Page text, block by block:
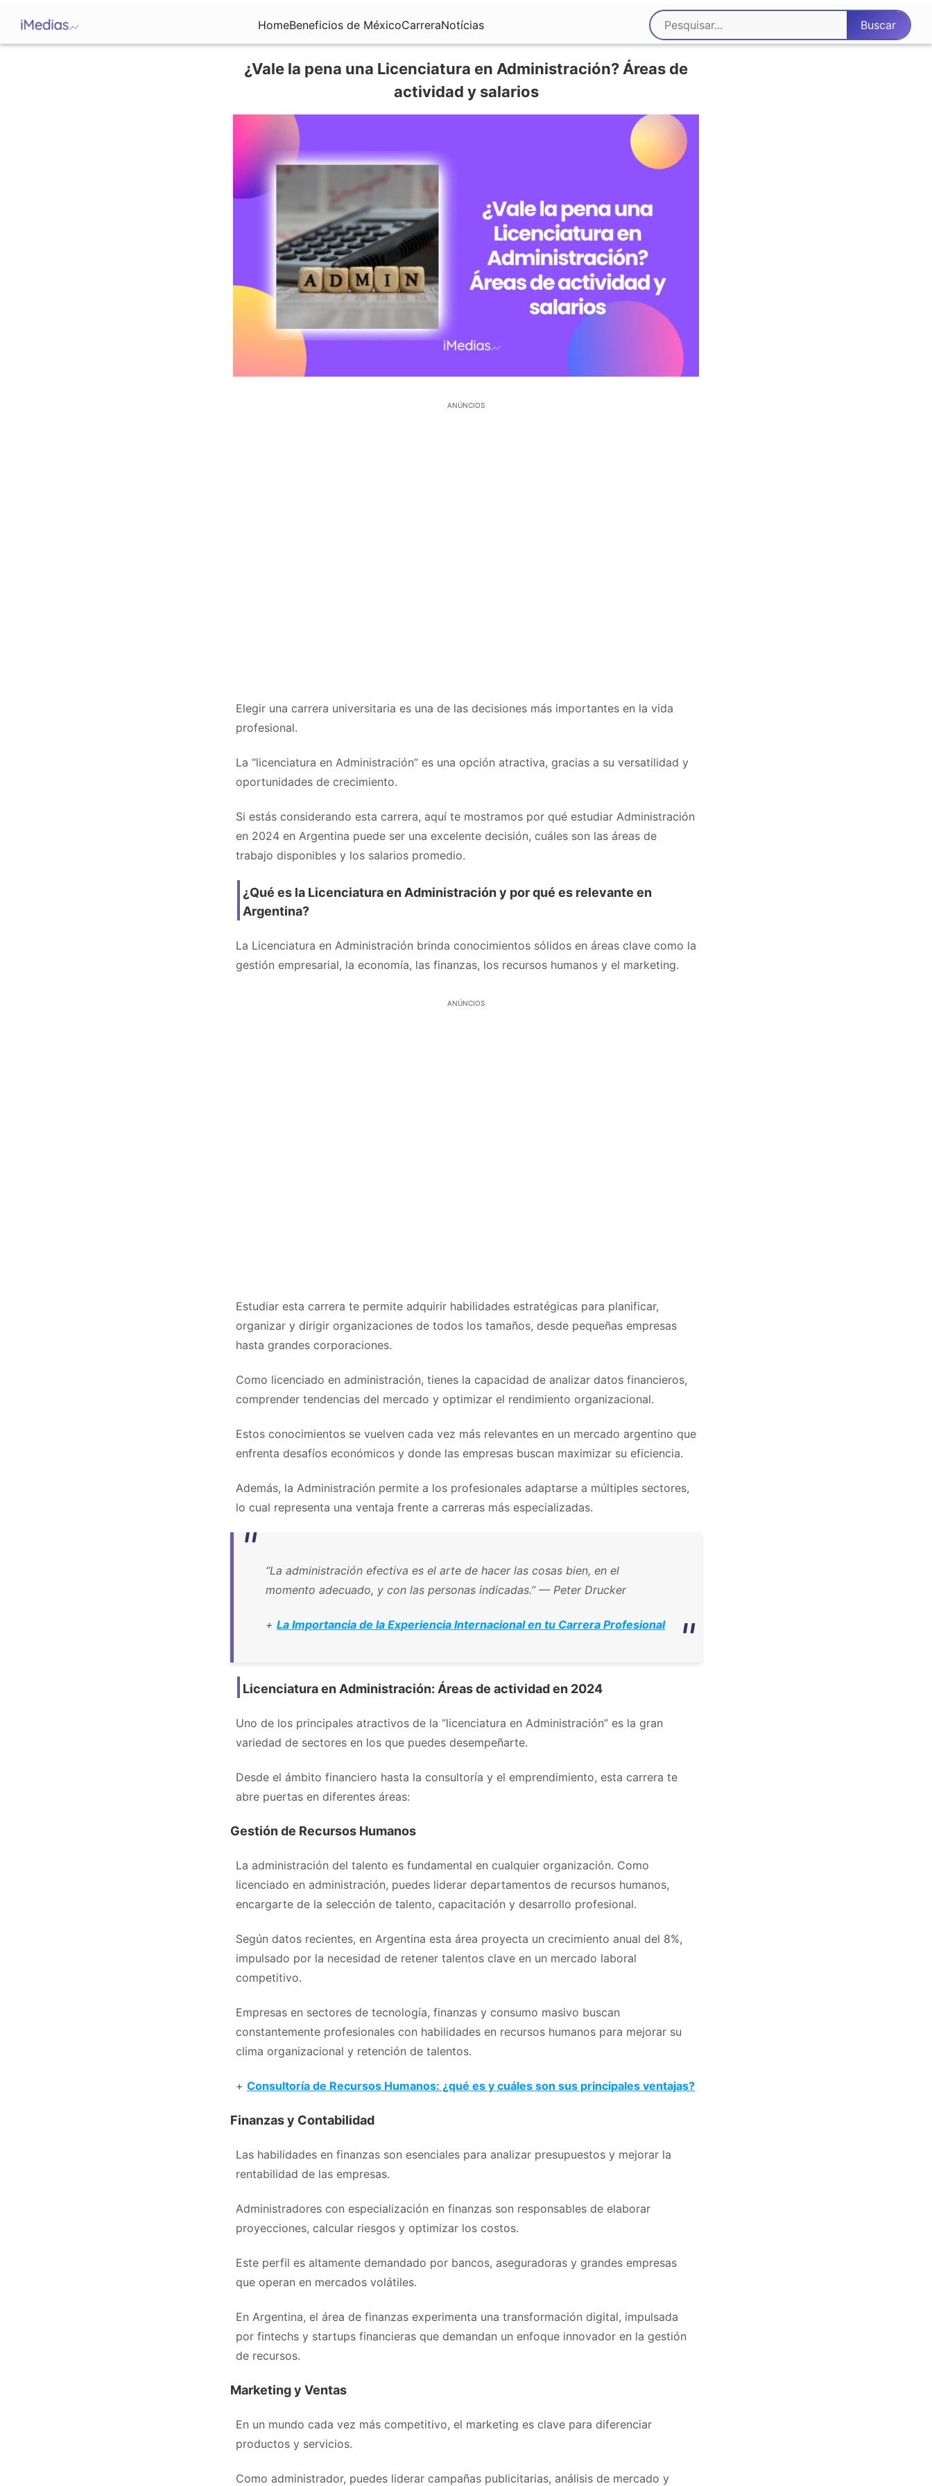
HomeBeneficios de MéxicoCarreraNotícias
¿Vale la pena una Licenciatura en Administración? Áreas de
actividad y salarios
ANÚNCIOS
Elegir una carrera universitaria es una de las decisiones más importantes en la vida
profesional.
La “licenciatura en Administración” es una opción atractiva, gracias a su versatilidad y
oportunidades de crecimiento.
Si estás considerando esta carrera, aquí te mostramos por qué estudiar Administración
en 2024 en Argentina puede ser una excelente decisión, cuáles son las áreas de
trabajo disponibles y los salarios promedio.
¿Qué es la Licenciatura en Administración y por qué es relevante en
Argentina?
La Licenciatura en Administración brinda conocimientos sólidos en áreas clave como la
gestión empresarial, la economía, las finanzas, los recursos humanos y el marketing.
ANÚNCIOS
Estudiar esta carrera te permite adquirir habilidades estratégicas para planificar,
organizar y dirigir organizaciones de todos los tamaños, desde pequeñas empresas
hasta grandes corporaciones.
Como licenciado en administración, tienes la capacidad de analizar datos financieros,
comprender tendencias del mercado y optimizar el rendimiento organizacional.
Estos conocimientos se vuelven cada vez más relevantes en un mercado argentino que
enfrenta desafíos económicos y donde las empresas buscan maximizar su eficiencia.
Además, la Administración permite a los profesionales adaptarse a múltiples sectores,
lo cual representa una ventaja frente a carreras más especializadas.
“La administración efectiva es el arte de hacer las cosas bien, en el
momento adecuado, y con las personas indicadas.” — Peter Drucker
+La Importancia de la Experiencia Internacional en tu Carrera Profesional
Licenciatura en Administración: Áreas de actividad en 2024
Uno de los principales atractivos de la “licenciatura en Administración” es la gran
variedad de sectores en los que puedes desempeñarte.
Desde el ámbito financiero hasta la consultoría y el emprendimiento, esta carrera te
abre puertas en diferentes áreas:
Gestión de Recursos Humanos
La administración del talento es fundamental en cualquier organización. Como
licenciado en administración, puedes liderar departamentos de recursos humanos,
encargarte de la selección de talento, capacitación y desarrollo profesional.
Según datos recientes, en Argentina esta área proyecta un crecimiento anual del 8%,
impulsado por la necesidad de retener talentos clave en un mercado laboral
competitivo.
Empresas en sectores de tecnología, finanzas y consumo masivo buscan
constantemente profesionales con habilidades en recursos humanos para mejorar su
clima organizacional y retención de talentos.
+ Consultoría de Recursos Humanos: ¿qué es y cuáles son sus principales ventajas?
Finanzas y Contabilidad
Las habilidades en finanzas son esenciales para analizar presupuestos y mejorar la
rentabilidad de las empresas.
Administradores con especialización en finanzas son responsables de elaborar
proyecciones, calcular riesgos y optimizar los costos.
Este perfil es altamente demandado por bancos, aseguradoras y grandes empresas
que operan en mercados volátiles.
En Argentina, el área de finanzas experimenta una transformación digital, impulsada
por fintechs y startups financieras que demandan un enfoque innovador en la gestión
de recursos.
Marketing y Ventas
En un mundo cada vez más competitivo, el marketing es clave para diferenciar
productos y servicios.
Como administrador, puedes liderar campañas publicitarias, análisis de mercado y